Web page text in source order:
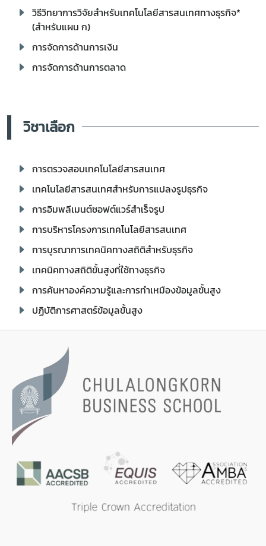
วิธีวิทยาการวิจัยสำหรับเทคโนโลยีสารสนเทศทางธุรกิจ*
(สำหรับแผน ก)
การจัดการด้านการเงิน
การจัดการด้านการตลาด
วิชาเลือก
การตรวจสอบเทคโนโลยีสารสนเทศ
เทคโนโลยีสารสนเทศสำหรับการแปลงรูปธุรกิจ
การอิมพลีเมนต์ซอฟต์แวร์สำเร็จรูป
การบริหารโครงการเทคโนโลยีสารสนเทศ
การบูรณาการเทคนิคทางสถิติสำหรับธุรกิจ
เทคนิคทางสถิติขั้นสูงที่ใช้ทางธุรกิจ
การค้นหาองค์ความรู้และการทำเหมืองข้อมูลขั้นสูง
ปฏิบัติการศาสตร์ข้อมูลขั้นสูง